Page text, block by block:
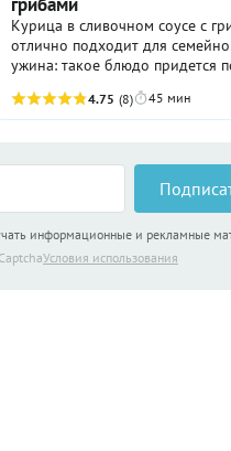
Курица в сливочном соусе с
отлично подходит для
ужина: такое блюдо придется
сытно, недорого! Секрет
соуса — в хороших сливках ...
4.75 (8) 45 мин
информационные и рекламные
Условия использования